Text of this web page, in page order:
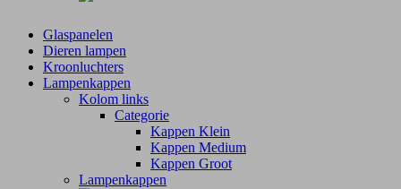
Glaspanelen
Dieren lampen
Kroonluchters
Lampenkappen
Kolom links
Categorie
Kappen Klein
Kappen Medium
Kappen Groot
Lampenkappen